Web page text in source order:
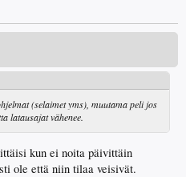
(selaimet yms), muutama peli jos
latausajat vähenee.
kun ei noita päivittäin
ole että niin tilaa veisivät.